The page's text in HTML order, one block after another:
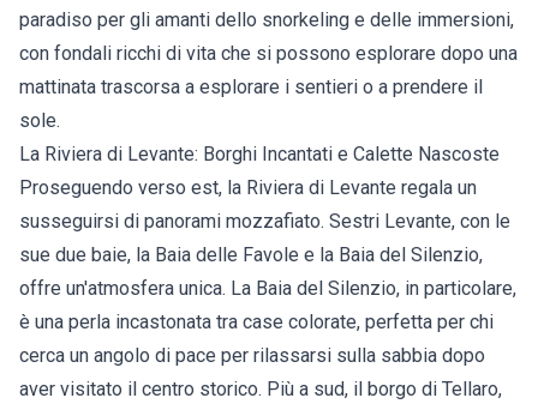
paradiso per gli amanti dello snorkeling e delle immersioni,
con fondali ricchi di vita che si possono esplorare dopo una
mattinata trascorsa a esplorare i sentieri o a prendere il
sole.
La Riviera di Levante: Borghi Incantati e Calette Nascoste
Proseguendo verso est, la Riviera di Levante regala un
susseguirsi di panorami mozzafiato. Sestri Levante, con le
sue due baie, la Baia delle Favole e la Baia del Silenzio,
offre un'atmosfera unica. La Baia del Silenzio, in particolare,
è una perla incastonata tra case colorate, perfetta per chi
cerca un angolo di pace per rilassarsi sulla sabbia dopo
aver visitato il centro storico. Più a sud, il borgo di Tellaro,